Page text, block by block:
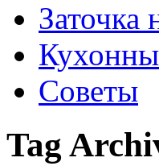
Заточка
Советы
Tag